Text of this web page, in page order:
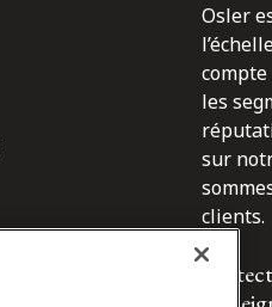
Osler
les
sur
clients.